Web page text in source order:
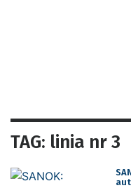
TAG: linia nr 3